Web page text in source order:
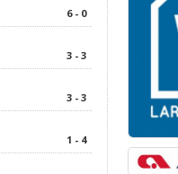
6 - 0
3 - 3
3 - 3
1 - 4